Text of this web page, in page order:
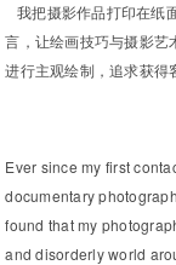
我把摄影作品打印在纸
言，让绘画技巧与摄影艺
进行主观绘制，追求获得
Ever since my first
documentary
found that my
and disorderly world